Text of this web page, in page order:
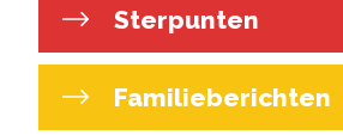
Sterpunten
Familieberichten